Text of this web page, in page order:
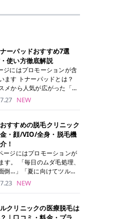
ーパッドおすすめ7選
使い方徹底解説
ジにはプロモーションが含
パッドとは？
メから人気が広がった「ト
ド」は、化粧水や美容液を
ッドは洗顔後に肌をやさし
ることで、古い角質や余分
れをオフしながら、うるお
られるのが特徴✨ さらに、
部分には数分のせて部分用
しても使用できるため、1
えられます。 韓国コスメブ
中心に人気を集めていまし
在では日本でも定番のスキ
イテムとして幅広い世代に
NEW
すすめの脱毛クリニック
・顔/VIO/全身・脱毛機
！
ージにはプロモーションが
ムダ毛処理、
倒…」「夏に向けてツルツ
りたい！」 そう思って東京
の？と迷ってしまいますよ
NEW
クリニックの医療脱毛は